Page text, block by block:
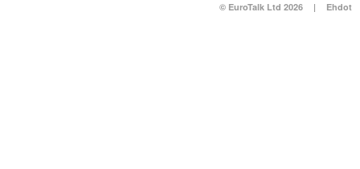
© EuroTalk Ltd 2026 | Ehdot